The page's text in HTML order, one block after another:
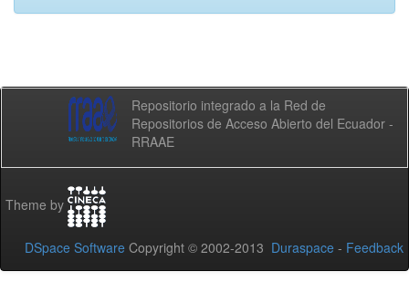
Repositorio integrado a la Red de
Repositorios de Acceso Abierto del Ecuador -
RRAAE
Theme by
DSpace Software Copyright © 2002-2013 Duraspace - Feedback